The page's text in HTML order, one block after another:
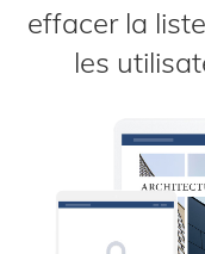
effacer la
les